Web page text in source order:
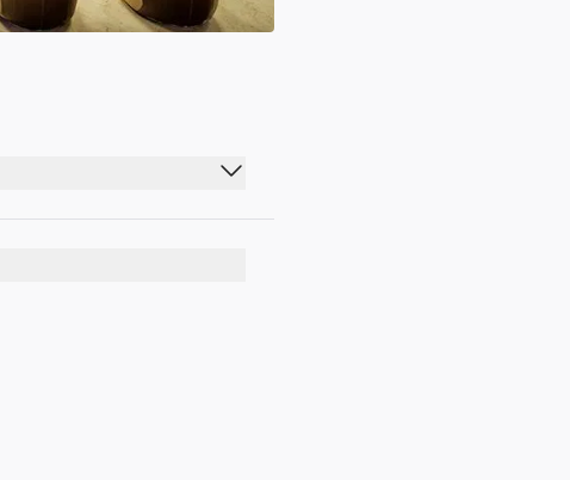
00:00 - 23:59